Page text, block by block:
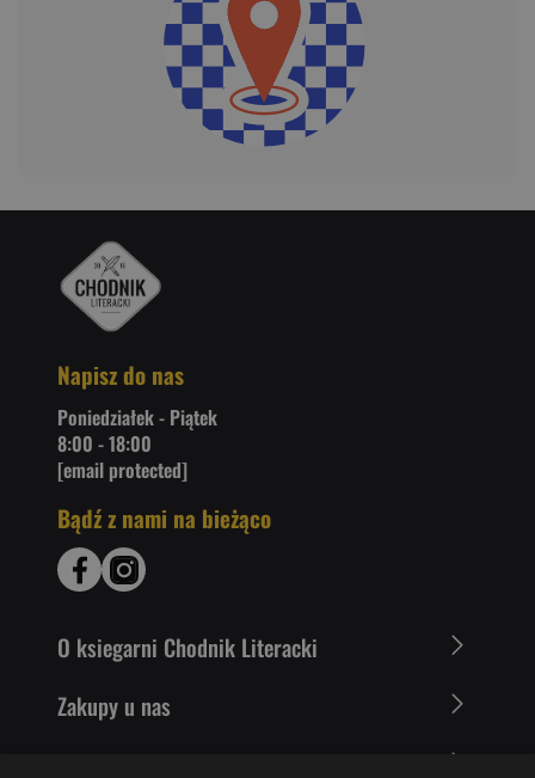
Napisz do nas
Poniedziałek - Piątek
8:00 - 18:00
[email protected]
Bądź z nami na bieżąco
O ksiegarni Chodnik Literacki
Zakupy u nas